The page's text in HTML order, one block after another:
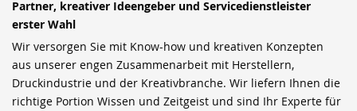
Partner, kreativer Ideengeber und Servicedienstleister
erster Wahl
Wir versorgen Sie mit Know-how und kreativen Konzepten
aus unserer engen Zusammenarbeit mit Herstellern,
Druckindustrie und der Kreativbranche. Wir liefern Ihnen die
richtige Portion Wissen und Zeitgeist und sind Ihr Experte für